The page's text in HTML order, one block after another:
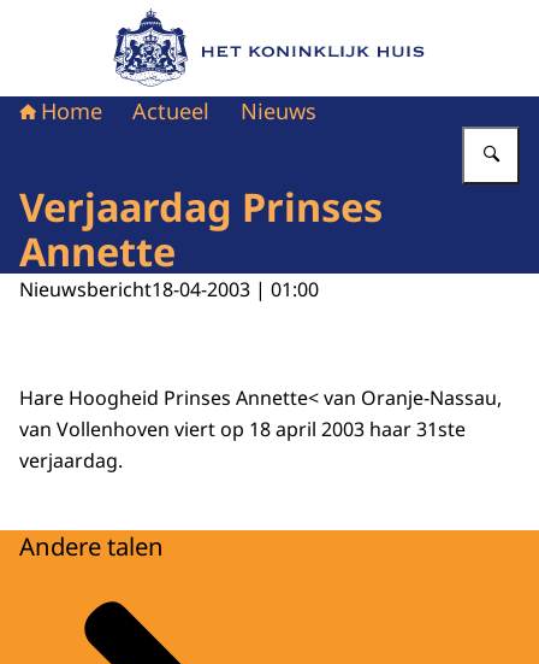
Naar de homepage van Het Koninklijk Huis
Home Actueel Nieuws
Verjaardag Prinses
Annette
Nieuwsbericht18-04-2003 | 01:00
Hare Hoogheid Prinses Annette< van Oranje-Nassau,
van Vollenhoven viert op 18 april 2003 haar 31ste
verjaardag.
Andere talen